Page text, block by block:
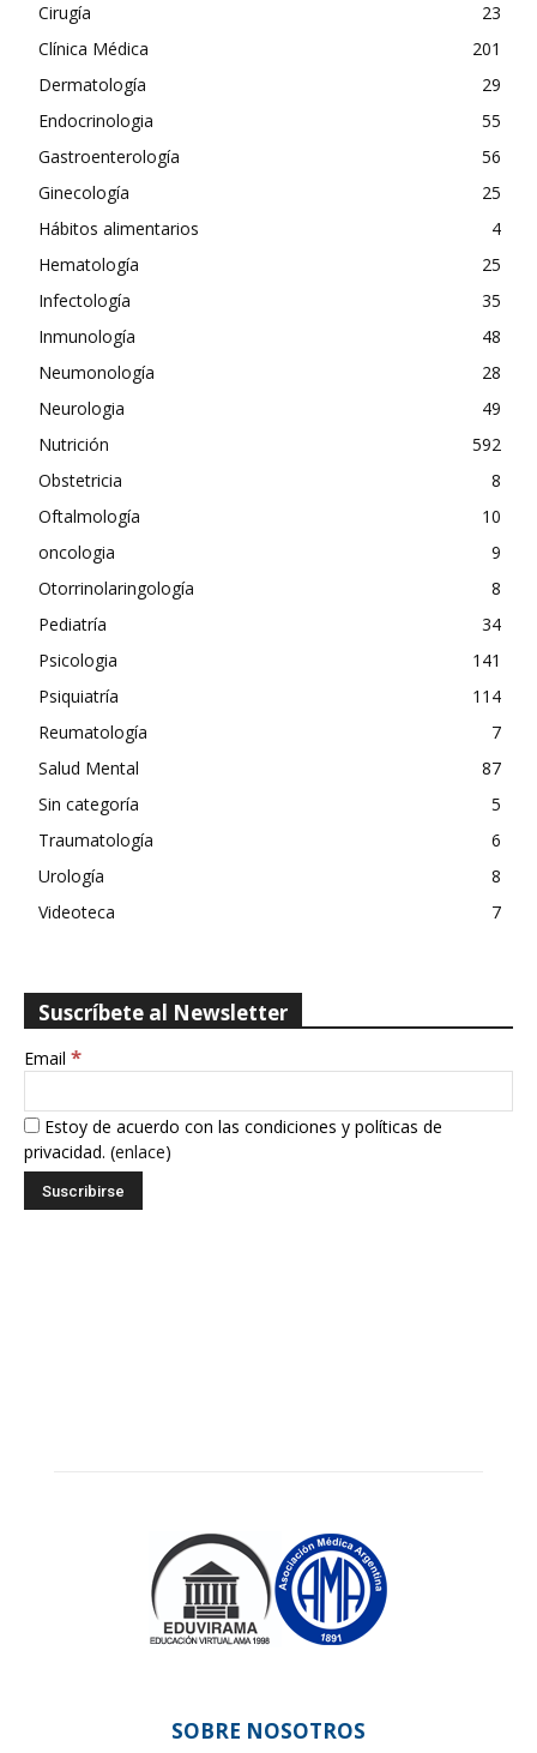
Cirugía
23
Clínica Médica
201
Dermatología
29
Endocrinologia
55
Gastroenterología
56
Ginecología
25
Hábitos alimentarios
4
Hematología
25
Infectología
35
Inmunología
48
Neumonología
28
Neurologia
49
Nutrición
592
Obstetricia
8
Oftalmología
10
oncologia
9
Otorrinolaringología
8
Pediatría
34
Psicologia
141
Psiquiatría
114
Reumatología
7
Salud Mental
87
Sin categoría
5
Traumatología
6
Urología
8
Videoteca
7
Suscríbete al Newsletter
Email *
Estoy de acuerdo con las condiciones y políticas de
privacidad. (enlace)
SOBRE NOSOTROS